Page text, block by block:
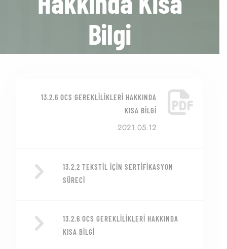
Bilgi
13.2.6 OCS GEREKLILIKLERI HAKKINDA
KISA BILGI
2021.05.12
13.2.2 TEKSTIL İÇIN SERTIFIKASYON
SÜRECI
13.2.6 OCS GEREKLILIKLERI HAKKINDA
KISA BILGI